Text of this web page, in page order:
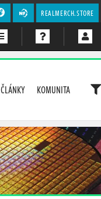
REALMERCH.STORE
ČLÁNKY KOMUNITA